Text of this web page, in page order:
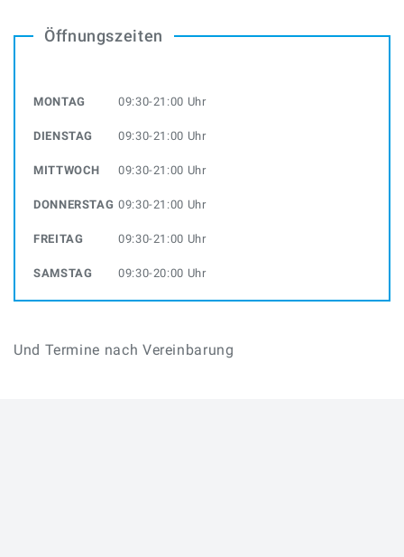
Öffnungszeiten
MONTAG 09:30-21:00 Uhr
DIENSTAG 09:30-21:00 Uhr
MITTWOCH 09:30-21:00 Uhr
DONNERSTAG 09:30-21:00 Uhr
FREITAG 09:30-21:00 Uhr
SAMSTAG 09:30-20:00 Uhr
Und Termine nach Vereinbarung